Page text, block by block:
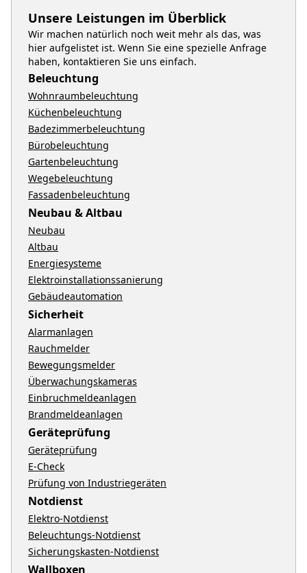
Unsere Leistungen im Überblick
Wir machen natürlich noch weit mehr als das, was
hier aufgelistet ist. Wenn Sie eine spezielle Anfrage
haben, kontaktieren Sie uns einfach.
Beleuchtung
Wohnraumbeleuchtung
Küchenbeleuchtung
Badezimmerbeleuchtung
Bürobeleuchtung
Gartenbeleuchtung
Wegebeleuchtung
Fassadenbeleuchtung
Neubau & Altbau
Neubau
Altbau
Energiesysteme
Elektroinstallationssanierung
Gebäudeautomation
Sicherheit
Alarmanlagen
Rauchmelder
Bewegungsmelder
Überwachungskameras
Einbruchmeldeanlagen
Brandmeldeanlagen
Geräteprüfung
Geräteprüfung
E-Check
Prüfung von Industriegeräten
Notdienst
Elektro-Notdienst
Beleuchtungs-Notdienst
Sicherungskasten-Notdienst
Wallboxen